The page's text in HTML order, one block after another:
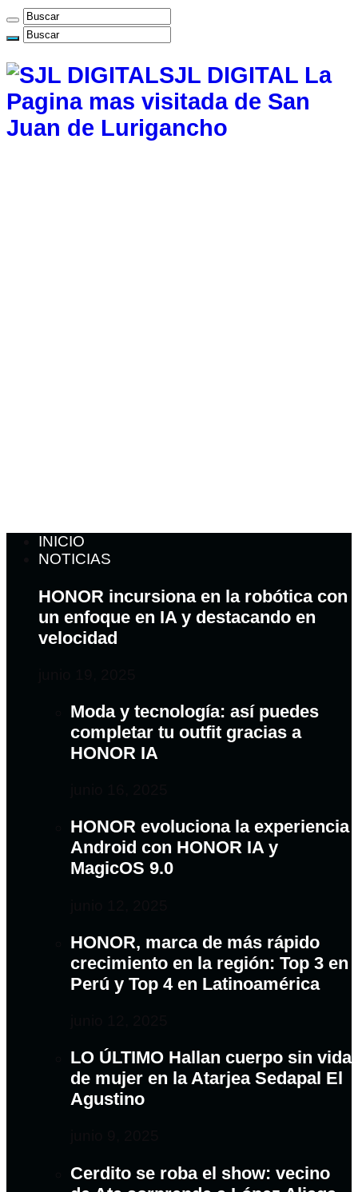
SJL DIGITAL La
Pagina mas visitada de San
Juan de Lurigancho
INICIO
NOTICIAS
HONOR incursiona en la robótica con
un enfoque en IA y destacando en
velocidad
Moda y tecnología: así puedes
completar tu outfit gracias a
HONOR IA
HONOR evoluciona la experiencia
Android con HONOR IA y
MagicOS 9.0
HONOR, marca de más rápido
crecimiento en la región: Top 3 en
Perú y Top 4 en Latinoamérica
LO ÚLTIMO Hallan cuerpo sin vida
de mujer en la Atarjea Sedapal El
Agustino
Cerdito se roba el show: vecino